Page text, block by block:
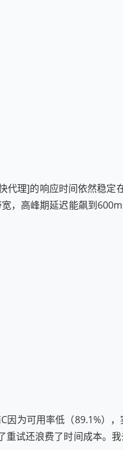
理]的响应时间依然稳定
，高峰期延迟能飙到
为可用率低（89.1%）
试还浪费了时间成本。